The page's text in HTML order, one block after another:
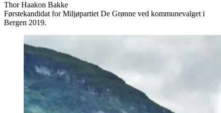
Thor Haakon Bakke
Førstekandidat for Miljøpartiet De Grønne ved kommunevalget i
Bergen 2019.